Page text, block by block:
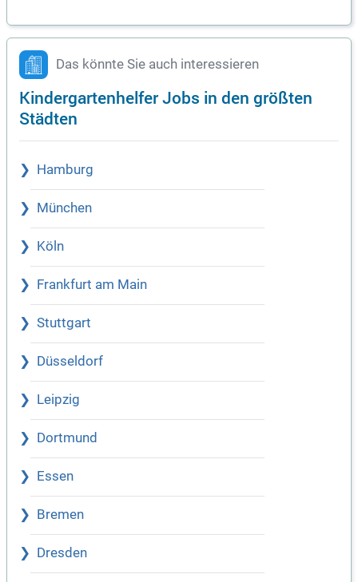
Das könnte Sie auch interessieren
Kindergartenhelfer Jobs in den größten
Städten
Hamburg
München
Köln
Frankfurt am Main
Stuttgart
Düsseldorf
Leipzig
Dortmund
Essen
Bremen
Dresden